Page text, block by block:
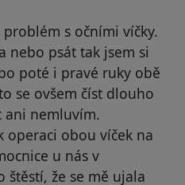
s očními víčky.
nebo psát tak jsem si
poté i pravé ruky obě
se ovšem číst dlouho
ani nemluvím.
operaci obou víček na
u nás v
štěstí, že se mě ujala